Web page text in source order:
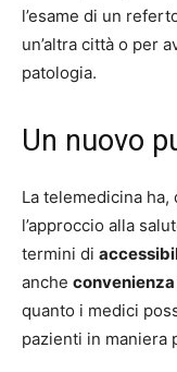
l’esame di un
un’altra città o per
patologia.
Un nuovo
La telemedicina
l’approccio alla
termini di
anche
quanto i medici
pazienti in maniera